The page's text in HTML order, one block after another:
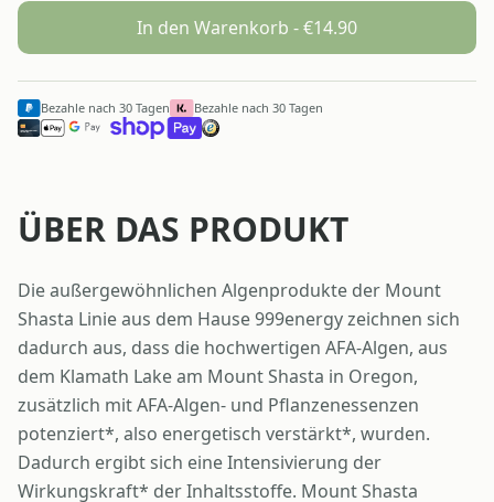
In den Warenkorb - €14.90
Bezahle nach 30 Tagen Bezahle nach 30 Tagen
ÜBER DAS PRODUKT
Die außergewöhnlichen Algenprodukte der Mount
Shasta Linie aus dem Hause 999energy zeichnen sich
dadurch aus, dass die hochwertigen AFA-Algen, aus
dem Klamath Lake am Mount Shasta in Oregon,
zusätzlich mit AFA-Algen- und Pflanzenessenzen
potenziert*, also energetisch verstärkt*, wurden.
Dadurch ergibt sich eine Intensivierung der
Wirkungskraft* der Inhaltsstoffe. Mount Shasta